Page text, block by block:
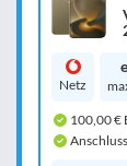
Netz
100,00 €